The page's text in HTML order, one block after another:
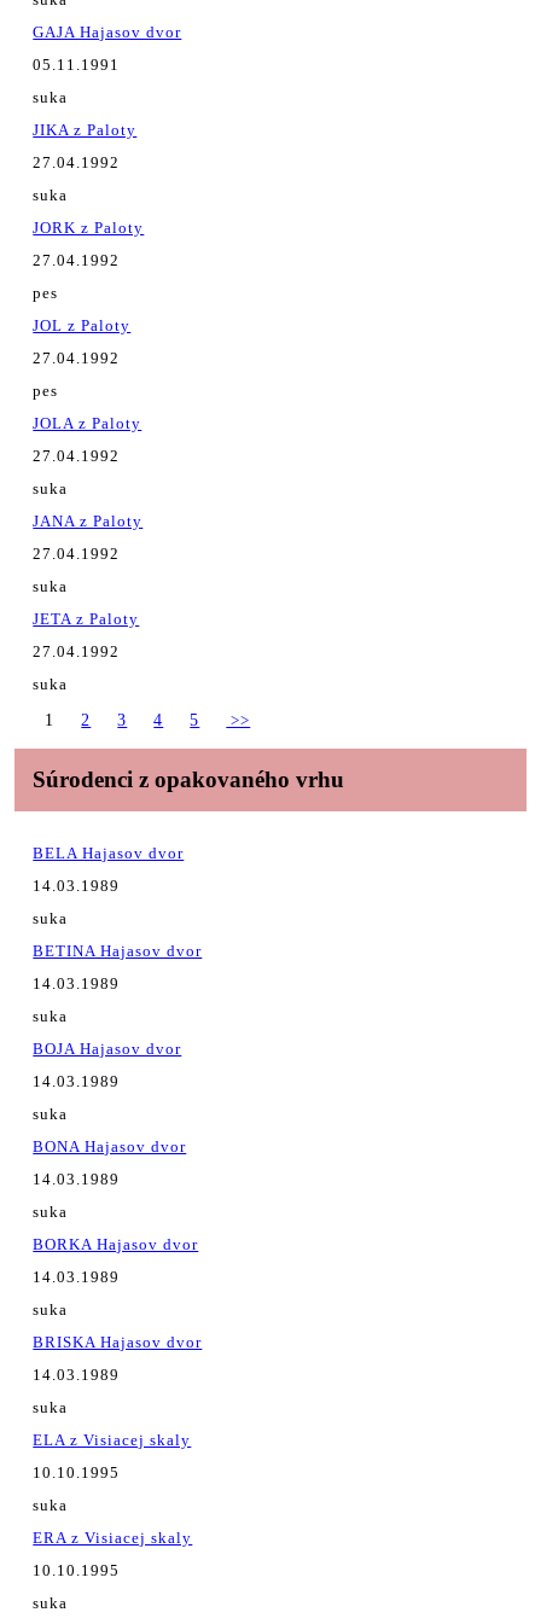
GAJA Hajasov dvor
05.11.1991
suka
JIKA z Paloty
27.04.1992
suka
JORK z Paloty
27.04.1992
pes
JOL z Paloty
27.04.1992
pes
JOLA z Paloty
27.04.1992
suka
JANA z Paloty
27.04.1992
suka
JETA z Paloty
27.04.1992
suka
1
2 3 4 5 >>
Súrodenci z opakovaného vrhu
BELA Hajasov dvor
14.03.1989
suka
BETINA Hajasov dvor
14.03.1989
suka
BOJA Hajasov dvor
14.03.1989
suka
BONA Hajasov dvor
14.03.1989
suka
BORKA Hajasov dvor
14.03.1989
suka
BRISKA Hajasov dvor
14.03.1989
suka
ELA z Visiacej skaly
10.10.1995
suka
ERA z Visiacej skaly
10.10.1995
suka